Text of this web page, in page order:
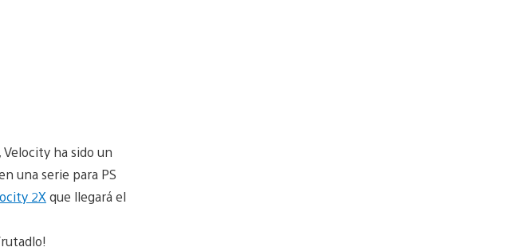
ha sido un
una serie para PS
2X que llegará el